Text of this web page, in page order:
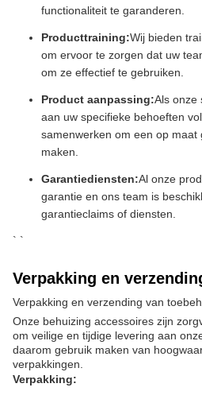
functionaliteit te garanderen.
Producttraining:Wij bieden
om ervoor te zorgen dat uw
om ze effectief te gebruiken.
Product aanpassing:Als onze
aan uw specifieke behoeften
samenwerken om een op maat
maken.
Garantiediensten:Al onze
garantie en ons team is
garantieclaims of diensten.
` `
Verpakking en
Verpakking en verzending van
Onze behuizing accessoires zijn
om veilige en tijdige levering aan
daarom gebruik maken van
verpakkingen.
Verpakking: